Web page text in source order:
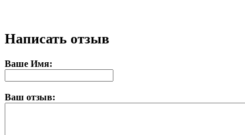
Написать отзыв
Ваше Имя:
Ваш отзыв: